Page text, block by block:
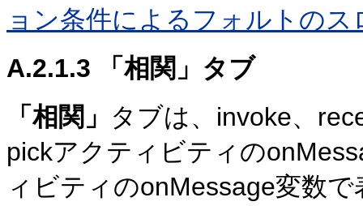
ョン条件によるフォルトのス
A.2.1.3 「相関」タブ
「相関」 タブは、invoke、
pickアクティビティの
ィビティのonMessage変数